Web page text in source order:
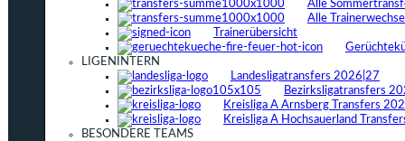
Alle
Alle
Trainerübersicht
LIGENINTERN
Landesligatransfers 2026|27
Bezirksligatransfers
Kreisliga A Arnsberg Transfers
Kreisliga A Hochsauerland
BESONDERE TEAMS